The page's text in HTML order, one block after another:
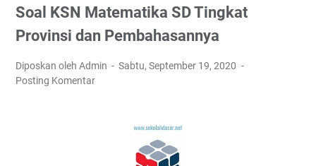
Soal KSN Matematika SD Tingkat
Provinsi dan Pembahasannya
Diposkan oleh Admin
Sabtu, September 19, 2020
Posting Komentar